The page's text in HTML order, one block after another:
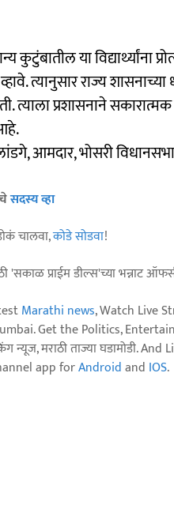
कुटुंबातील या
त्यानुसार राज्य
त्याला प्रशासनाने सकारात्मक
आमदार, भोसरी विधानसभा
सदस्य व्हा
चालवा,कोडे सोडवा!
'सकाळ प्राईम डील्स'च्या भन्नाट
Marathi news, Watch Live
Get the Politics,
न्यूज, मराठी ताज्या घडामोडी.
app forAndroidand IOS.